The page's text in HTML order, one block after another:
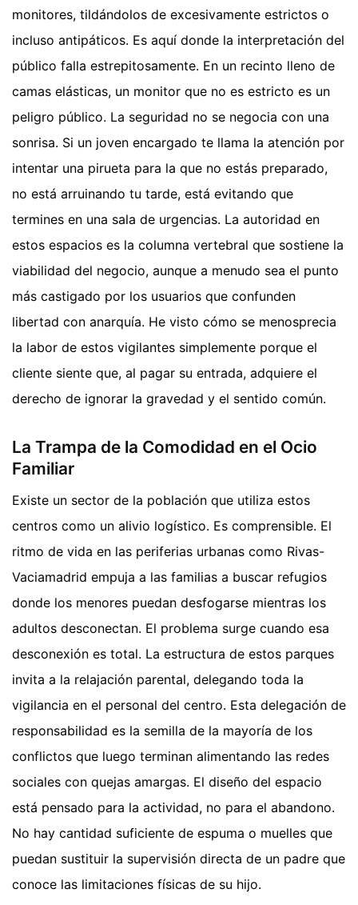
monitores, tildándolos de excesivamente estrictos o
incluso antipáticos. Es aquí donde la interpretación del
público falla estrepitosamente. En un recinto lleno de
camas elásticas, un monitor que no es estricto es un
peligro público. La seguridad no se negocia con una
sonrisa. Si un joven encargado te llama la atención por
intentar una pirueta para la que no estás preparado,
no está arruinando tu tarde, está evitando que
termines en una sala de urgencias. La autoridad en
estos espacios es la columna vertebral que sostiene la
viabilidad del negocio, aunque a menudo sea el punto
más castigado por los usuarios que confunden
libertad con anarquía. He visto cómo se menosprecia
la labor de estos vigilantes simplemente porque el
cliente siente que, al pagar su entrada, adquiere el
derecho de ignorar la gravedad y el sentido común.
La Trampa de la Comodidad en el Ocio
Familiar
Existe un sector de la población que utiliza estos
centros como un alivio logístico. Es comprensible. El
ritmo de vida en las periferias urbanas como Rivas-
Vaciamadrid empuja a las familias a buscar refugios
donde los menores puedan desfogarse mientras los
adultos desconectan. El problema surge cuando esa
desconexión es total. La estructura de estos parques
invita a la relajación parental, delegando toda la
vigilancia en el personal del centro. Esta delegación de
responsabilidad es la semilla de la mayoría de los
conflictos que luego terminan alimentando las redes
sociales con quejas amargas. El diseño del espacio
está pensado para la actividad, no para el abandono.
No hay cantidad suficiente de espuma o muelles que
puedan sustituir la supervisión directa de un padre que
conoce las limitaciones físicas de su hijo.